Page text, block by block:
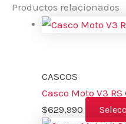
Productos relacionados
CASCOS
Casco Moto V3
$629,990